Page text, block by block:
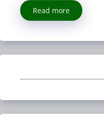
Read more